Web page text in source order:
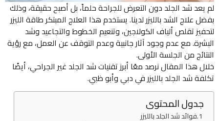
لم يعد شد الجلد دون التعرض للجراحة حلماً، بل أصبح حقيقة، وذلك
بفضل علاج الشد بالليزر لدينا. يستخدم هذا العلاج المبتكر طاقة الليزر
لتحفيز تقلص ألياف الكولاجين، وتنعيم الخطوط والتجاعيد وشد
البشرة. مع عدم وجود آثار جانبية وعدم التوقف عن العمل، مع رؤية
النتائج من الجلسة الأولى.
خلال هذا المقال نرصد معًا أبرز تقنيات شد الجلد غير الجراحي، أيضًا
تكلفة شد الجلد بالليزر في دبي وأبو ظبي.
جدول المحتوى
فوائد شد الجلد بالليزر